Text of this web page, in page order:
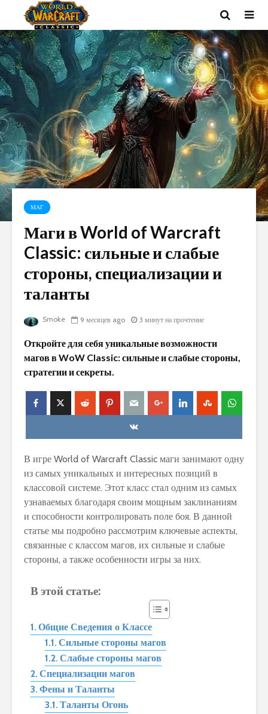
МАГ
Маги в World of Warcraft
Classic: сильные и слабые
стороны, специализации и
таланты
Smoke 9 месяцев ago 3 минут на прочтение
Откройте для себя уникальные возможности
магов в WoW Classic: сильные и слабые стороны,
стратегии и секреты.
В игре World of Warcraft Classic маги занимают одну
из самых уникальных и интересных позиций в
классовой системе. Этот класс стал одним из самых
узнаваемых благодаря своим мощным заклинаниям
и способности контролировать поле боя. В данной
статье мы подробно рассмотрим ключевые аспекты,
связанные с классом магов, их сильные и слабые
стороны, а также особенности игры за них.
В этой статье:
Общие Сведения о Классе
Сильные стороны магов
Слабые стороны магов
Специализации магов
Фены и Таланты
Таланты Огонь